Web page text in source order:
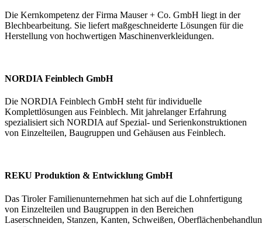
Die Kernkompetenz der Firma Mauser + Co. GmbH liegt in der
Blechbearbeitung. Sie liefert maßgeschneiderte Lösungen für die
Herstellung von hochwertigen Maschinenverkleidungen.
NORDIA Feinblech GmbH
Die NORDIA Feinblech GmbH steht für individuelle
Komplettlösungen aus Feinblech. Mit jahrelanger Erfahrung
spezialisiert sich NORDIA auf Spezial- und Serienkonstruktionen
von Einzelteilen, Baugruppen und Gehäusen aus Feinblech.
REKU Produktion & Entwicklung GmbH
Das Tiroler Familienunternehmen hat sich auf die Lohnfertigung
von Einzelteilen und Baugruppen in den Bereichen
Laserschneiden, Stanzen, Kanten, Schweißen,